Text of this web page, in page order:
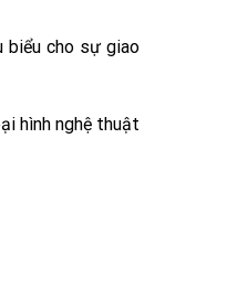
biểu cho sự giao
hình nghệ thuật